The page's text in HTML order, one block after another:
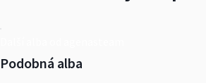
Podobná alba